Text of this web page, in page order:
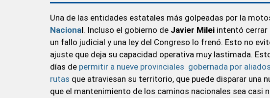
Una de las entidades estatales más golpeadas por la
Nacional. Incluso el gobierno de Javier Milei intentó cerrar
un fallo judicial y una ley del Congreso lo frenó. Esto no
ajuste que deja su capacidad operativa muy lastimada.
días de permitir a nueve provinciales gobernada por
rutas que atraviesan su territorio, que puede disparar una
que el mantenimiento de los caminos nacionales sea casi